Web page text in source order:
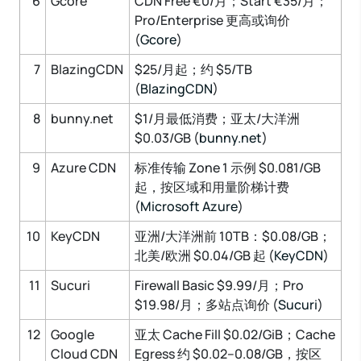
Pro/Enterprise 更高或询价
(Gcore)
7
BlazingCDN
$25/月起；约 $5/TB
(BlazingCDN)
8
bunny.net
$1/月最低消费；亚太/大洋洲
$0.03/GB (bunny.net)
9
Azure CDN
标准传输 Zone 1 示例 $0.081/GB
起，按区域和用量阶梯计费
(Microsoft Azure)
10
KeyCDN
亚洲/大洋洲前 10TB：$0.08/GB；
北美/欧洲 $0.04/GB 起 (KeyCDN)
11
Sucuri
Firewall Basic $9.99/月；Pro
$19.98/月；多站点询价 (Sucuri)
12
Google
Cloud CDN
亚太 Cache Fill $0.02/GiB；Cache
Egress 约 $0.02–0.08/GB，按区